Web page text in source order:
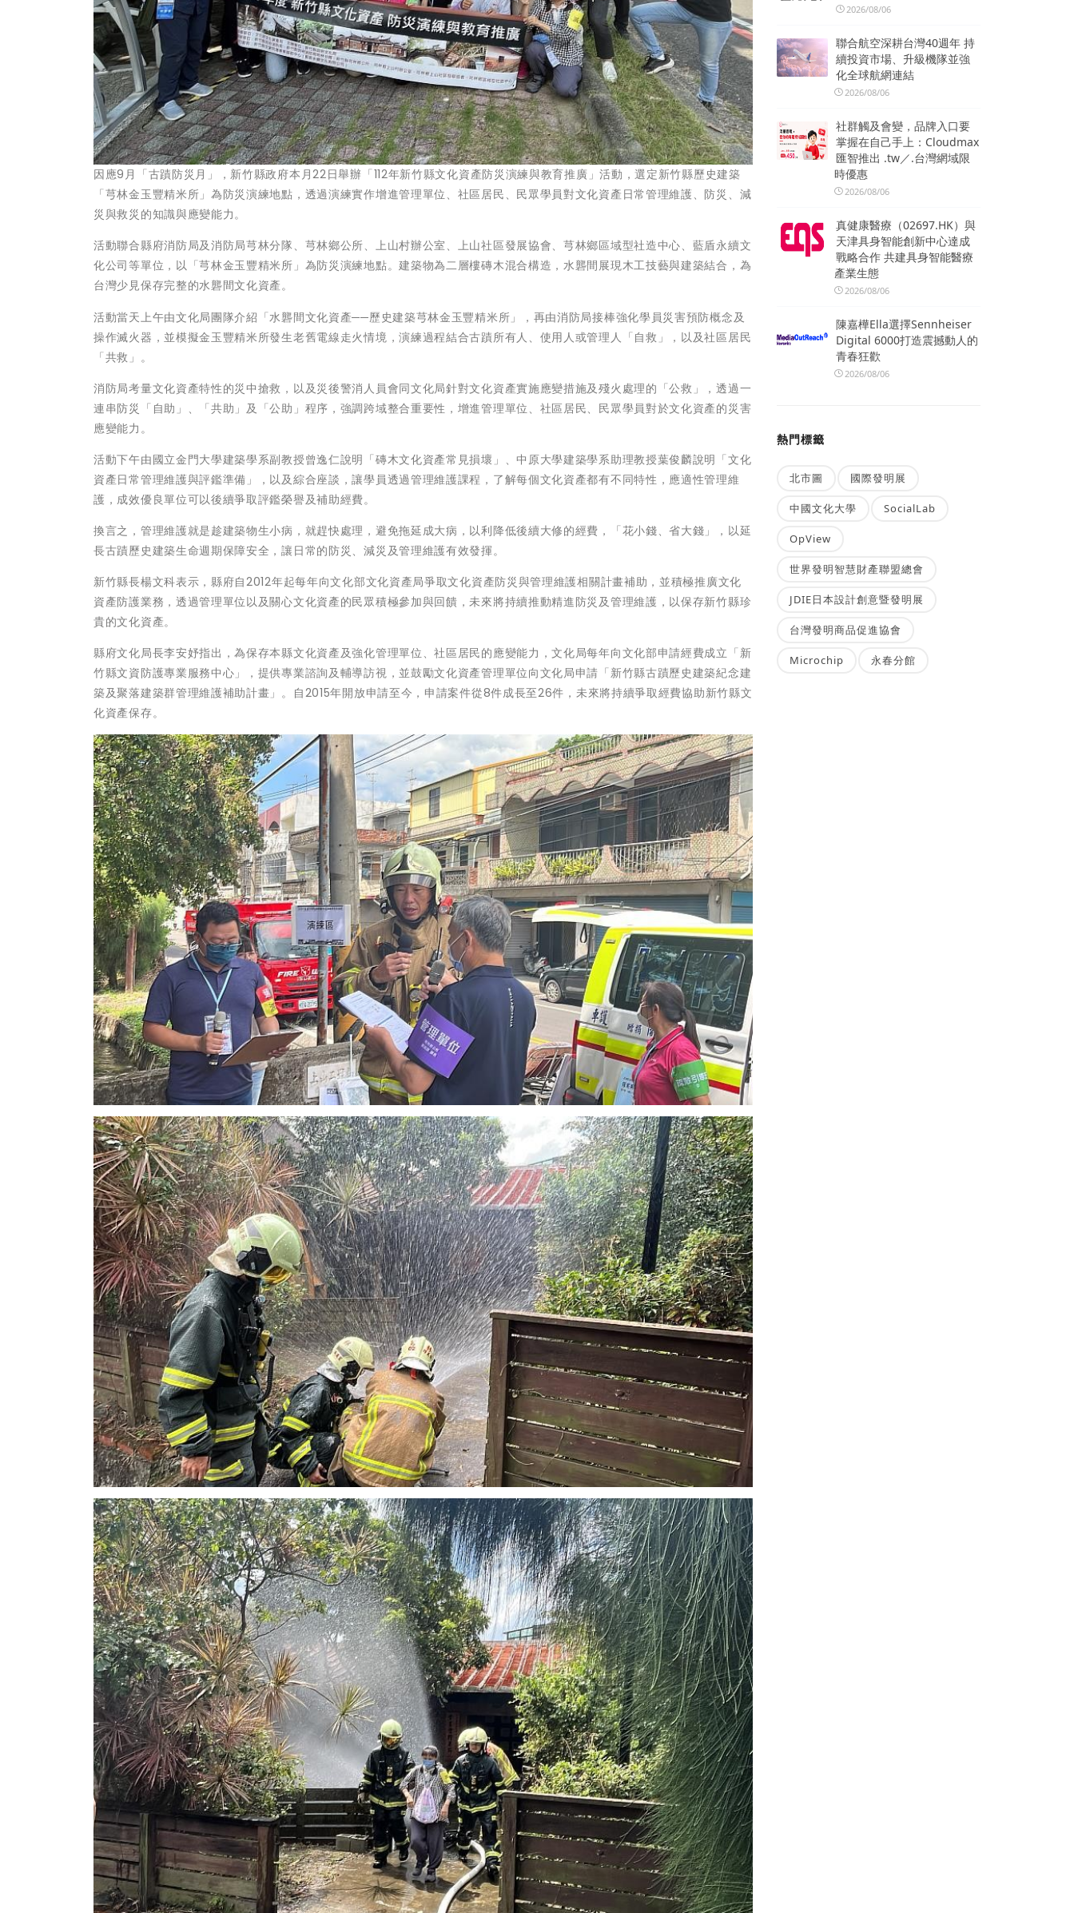
因應9月「古蹟防災月」，新竹縣政府本月22日舉辦「112年新竹縣文化資產防災演練與教育推廣」活動，選定新竹縣歷史建築
「芎林金玉豐精米所」為防災演練地點，透過演練實作增進管理單位、社區居民、民眾學員對文化資產日常管理維護、防災、減
災與救災的知識與應變能力。
活動聯合縣府消防局及消防局芎林分隊、芎林鄉公所、上山村辦公室、上山社區發展協會、芎林鄉區域型社造中心、藍盾永續文
化公司等單位，以「芎林金玉豐精米所」為防災演練地點。建築物為二層樓磚木混合構造，水礱間展現木工技藝與建築結合，為
台灣少見保存完整的水礱間文化資產。
活動當天上午由文化局團隊介紹「水礱間文化資產──歷史建築芎林金玉豐精米所」，再由消防局接棒強化學員災害預防概念及
操作滅火器，並模擬金玉豐精米所發生老舊電線走火情境，演練過程結合古蹟所有人、使用人或管理人「自救」，以及社區居民
「共救」。
消防局考量文化資產特性的災中搶救，以及災後警消人員會同文化局針對文化資產實施應變措施及殘火處理的「公救」，透過一
連串防災「自助」、「共助」及「公助」程序，強調跨域整合重要性，增進管理單位、社區居民、民眾學員對於文化資產的災害
應變能力。
活動下午由國立金門大學建築學系副教授曾逸仁說明「磚木文化資產常見損壞」、中原大學建築學系助理教授葉俊麟說明「文化
資產日常管理維護與評鑑準備」，以及綜合座談，讓學員透過管理維護課程，了解每個文化資產都有不同特性，應適性管理維
護，成效優良單位可以後續爭取評鑑榮譽及補助經費。
換言之，管理維護就是趁建築物生小病，就趕快處理，避免拖延成大病，以利降低後續大修的經費，「花小錢、省大錢」，以延
長古蹟歷史建築生命週期保障安全，讓日常的防災、減災及管理維護有效發揮。
新竹縣長楊文科表示，縣府自2012年起每年向文化部文化資產局爭取文化資產防災與管理維護相關計畫補助，並積極推廣文化
資產防護業務，透過管理單位以及關心文化資產的民眾積極參加與回饋，未來將持續推動精進防災及管理維護，以保存新竹縣珍
貴的文化資產。
縣府文化局長李安妤指出，為保存本縣文化資產及強化管理單位、社區居民的應變能力，文化局每年向文化部申請經費成立「新
竹縣文資防護專業服務中心」，提供專業諮詢及輔導訪視，並鼓勵文化資產管理單位向文化局申請「新竹縣古蹟歷史建築紀念建
築及聚落建築群管理維護補助計畫」。自2015年開放申請至今，申請案件從8件成長至26件，未來將持續爭取經費協助新竹縣文
化資產保存。
2026/08/06
聯合航空深耕台灣40週年 持
續投資市場、升級機隊並強
化全球航網連結
2026/08/06
社群觸及會變，品牌入口要
掌握在自己手上：Cloudmax
匯智推出 .tw／.台灣網域限
時優惠
2026/08/06
真健康醫療（02697.HK）與
天津具身智能創新中心達成
戰略合作 共建具身智能醫療
產業生態
2026/08/06
陳嘉樺Ella選擇Sennheiser
Digital 6000打造震撼動人的
青春狂歡
2026/08/06
熱門標籤
北市圖 國際發明展
中國文化大學 SocialLab
OpView
世界發明智慧財產聯盟總會
JDIE日本設計創意暨發明展
台灣發明商品促進協會
Microchip 永春分館